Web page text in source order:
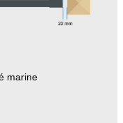
marine